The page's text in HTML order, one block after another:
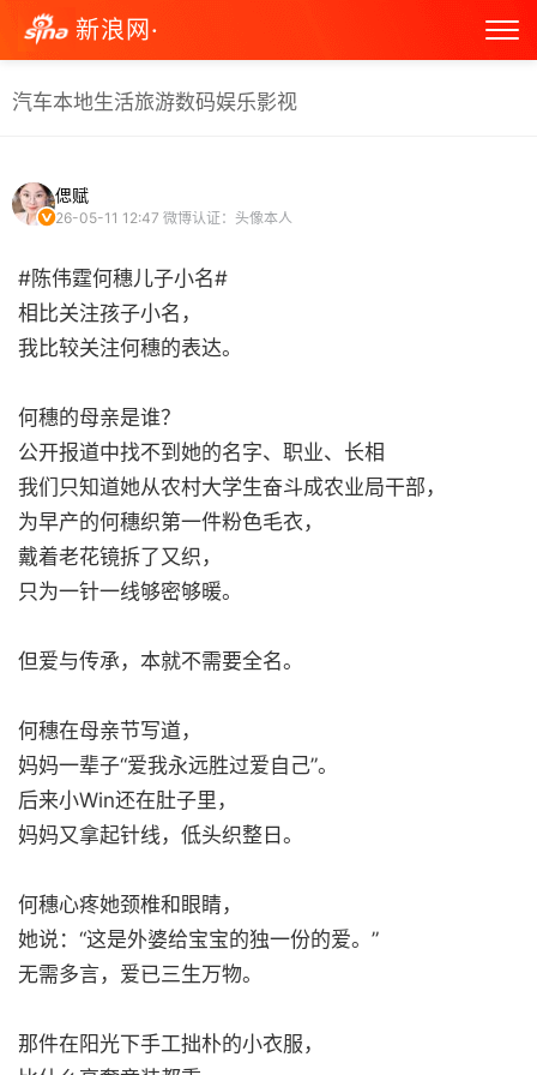
新浪网·
汽车本地生活旅游数码娱乐影视
偲赋
26-05-11 12:47 微博认证：头像本人
#陈伟霆何穗儿子小名#
相比关注孩子小名，
我比较关注何穗的表达。
何穗的母亲是谁？
公开报道中找不到她的名字、职业、长相
我们只知道她从农村大学生奋斗成农业局干部，
为早产的何穗织第一件粉色毛衣，
戴着老花镜拆了又织，
只为一针一线够密够暖。
但爱与传承，本就不需要全名。
何穗在母亲节写道，
妈妈一辈子“爱我永远胜过爱自己”。
后来小Win还在肚子里，
妈妈又拿起针线，低头织整日。
何穗心疼她颈椎和眼睛，
她说：“这是外婆给宝宝的独一份的爱。”
无需多言，爱已三生万物。
那件在阳光下手工拙朴的小衣服，